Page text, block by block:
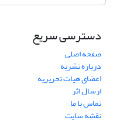
دسترسی سریع
صفحه اصلی
درباره نشریه
اعضای هیات تحریریه
ارسال اثر
تماس با ما
نقشه سایت